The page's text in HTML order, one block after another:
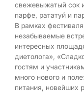
свежевыжатый сок
парфе, рататуй и
В рамках
незабываемые
интересных
диетолога»,
гостям и
много нового и
питания, новейших